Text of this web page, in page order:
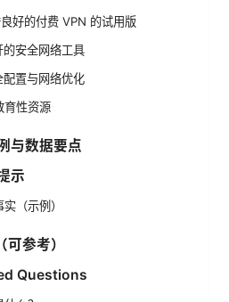
好的付费 VPN 的试用版
安全网络工具
置与网络优化
性资源
与数据要点
示
（示例）
参考）
Questions